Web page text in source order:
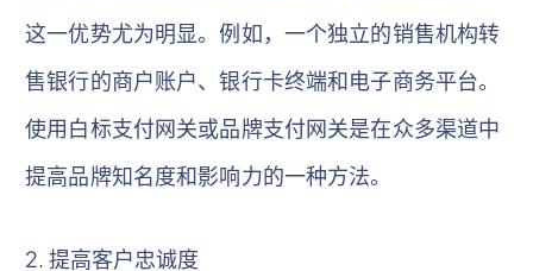
这一优势尤为明显。例如，一个独立的销售机构转
售银行的商户账户、银行卡终端和电子商务平台。
使用白标支付网关或品牌支付网关是在众多渠道中
提高品牌知名度和影响力的一种方法。
2. 提高客户忠诚度